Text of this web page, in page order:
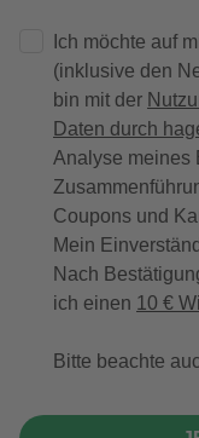
Ich möchte auf
(inklusive den
bin mit der
Daten durch
Analyse meines
Coupons und
Mein
Nach
ich einen 10 €
Bitte beachte